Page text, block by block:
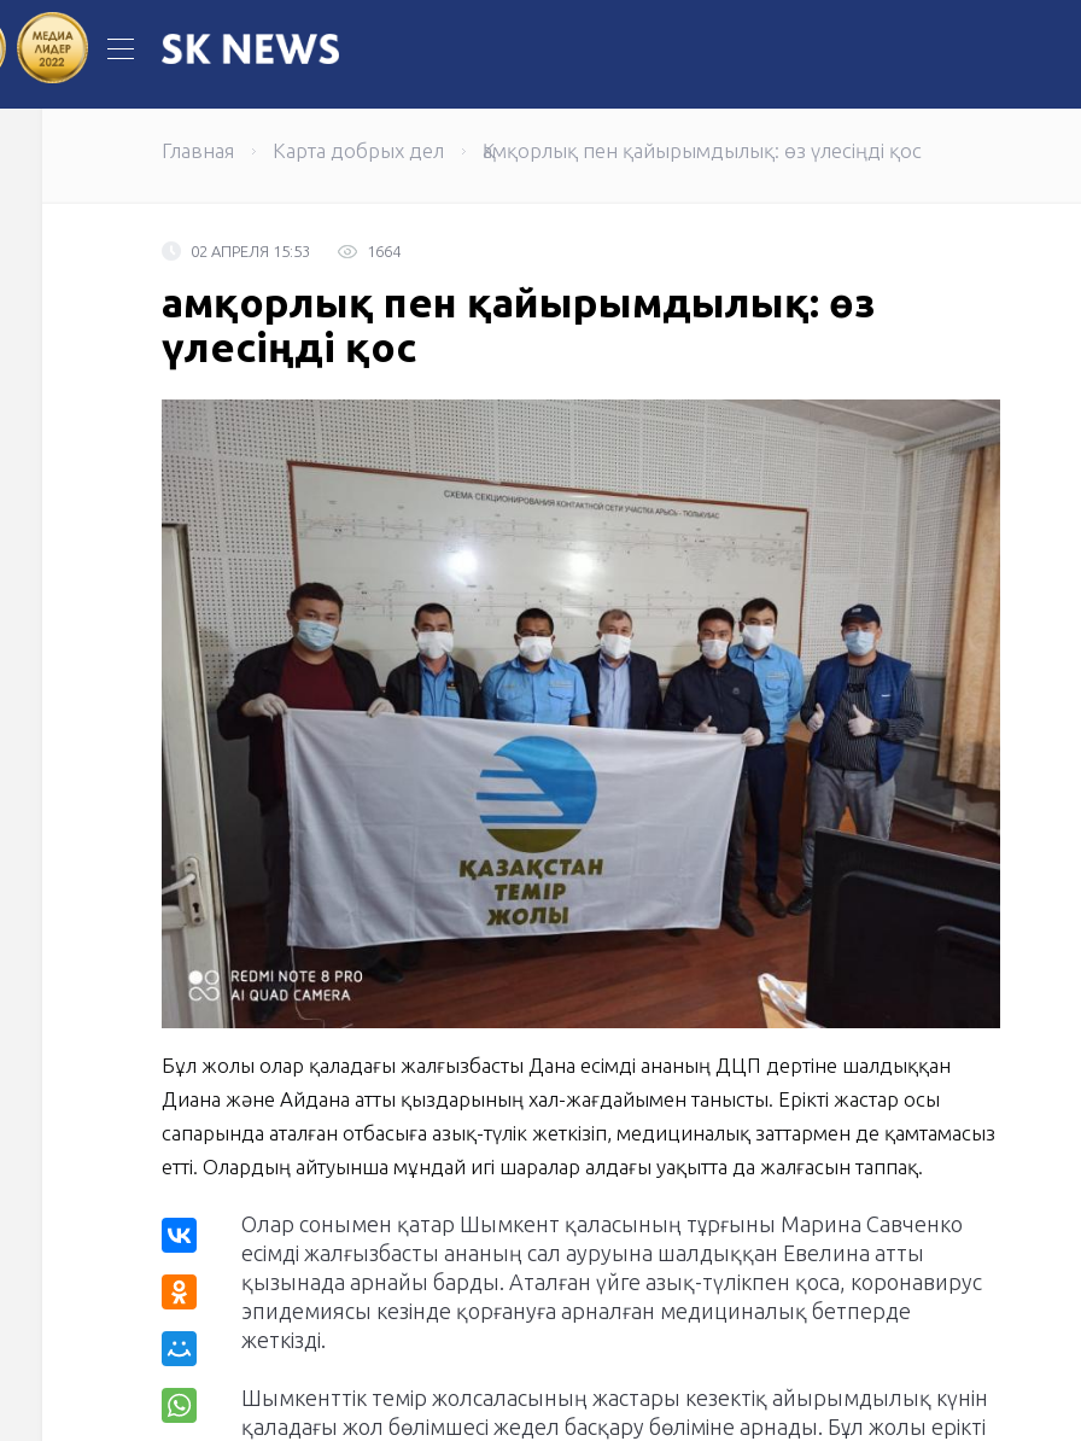
"Казпочта" обновила свое приложение Жандос Қайыргелді возглавил Совет
Главная Карта добрых дел Қамқорлық пен қайырымдылық: өз үлесіңді қос
02 АПРЕЛЯ 15:53 1664
Қамқорлық пен қайырымдылық: өз
үлесіңді қос
Бұл жолы олар қаладағы жалғызбасты Дана есімді ананың ДЦП дертіне шалдыққан
Диана және Айдана атты қыздарының хал-жағдайымен танысты. Ерікті жастар осы
сапарында аталған отбасыға азық-түлік жеткізіп, медициналық заттармен де қамтамасыз
етті. Олардың айтуынша мұндай игі шаралар алдағы уақытта да жалғасын таппақ.
Олар сонымен қатар Шымкент қаласының тұрғыны Марина Савченко
есімді жалғызбасты ананың сал ауруына шалдыққан Евелина атты
қызынада арнайы барды. Аталған үйге азық-түлікпен қоса, коронавирус
эпидемиясы кезінде қорғануға арналған медициналық бетперде
жеткізді.
Шымкенттік темір жолсаласының жастары кезектіқ айырымдылық күнін
қаладағы жол бөлімшесі жедел басқару бөліміне арнады. Бұл жолы ерікті